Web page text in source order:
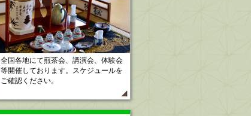
全国各地にて煎茶会、講演会、体験会
等開催しております。スケジュールを
ご確認ください。